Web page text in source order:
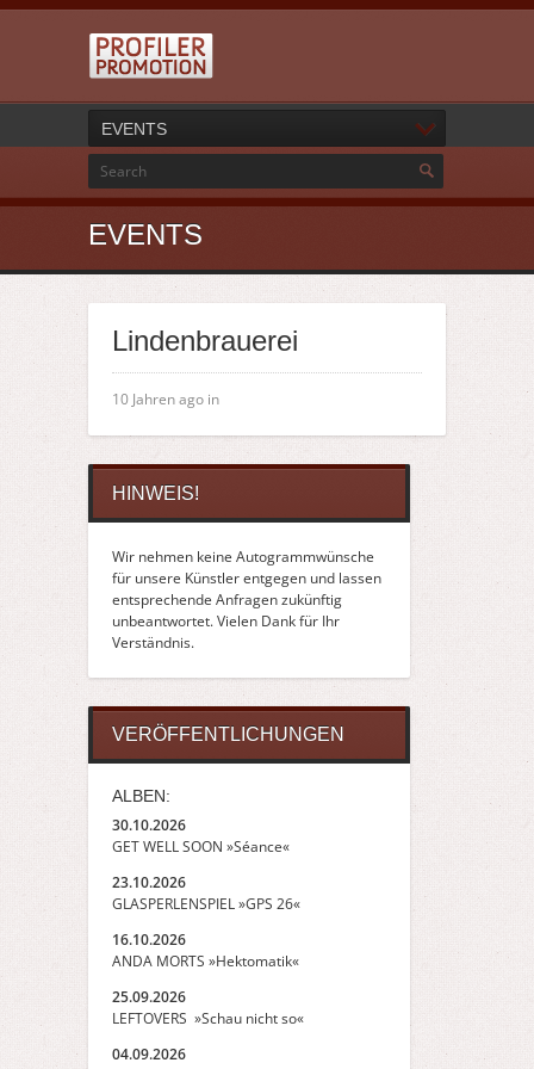
EVENTS
EVENTS
Lindenbrauerei
10 Jahren ago in
HINWEIS!
Wir nehmen keine Autogrammwünsche
für unsere Künstler entgegen und lassen
entsprechende Anfragen zukünftig
unbeantwortet. Vielen Dank für Ihr
Verständnis.
VERÖFFENTLICHUNGEN
ALBEN:
30.10.2026
GET WELL SOON »Séance«
23.10.2026
GLASPERLENSPIEL »GPS 26«
16.10.2026
ANDA MORTS »Hektomatik«
25.09.2026
LEFTOVERS »Schau nicht so«
04.09.2026